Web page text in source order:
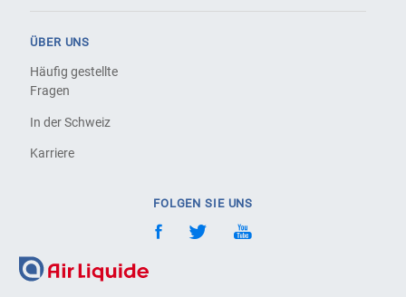
ÜBER UNS
Häufig gestellte
Fragen
In der Schweiz
Karriere
FOLGEN SIE UNS